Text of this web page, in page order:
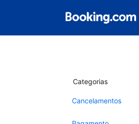
Categorias
Cancelamentos